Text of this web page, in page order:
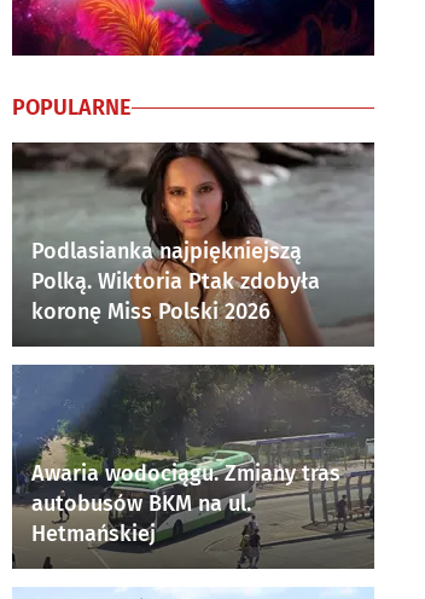
POPULARNE
Podlasianka najpiękniejszą
Polką. Wiktoria Ptak zdobyła
koronę Miss Polski 2026
Awaria wodociągu. Zmiany tras
autobusów BKM na ul.
Hetmańskiej